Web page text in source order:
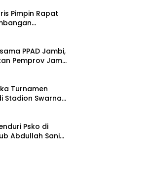
Pimpin Rapat
PPAD Jambi,
Pemprov Jambi
Purnawirawan
Turnamen
Stadion Swarna
Al Haris Siap
Psko di
Abdullah Sani
Jaga Budaya